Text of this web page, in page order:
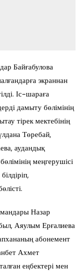
Байғабулова
экраннан
Іс-шараға
дамыту бөлімінің
тірек мектебінің
Төребай,
аудандық
меңгерушісі
Назар
Аяулым Ерғалиева
абонемент
Ахмет
еңбектері мен